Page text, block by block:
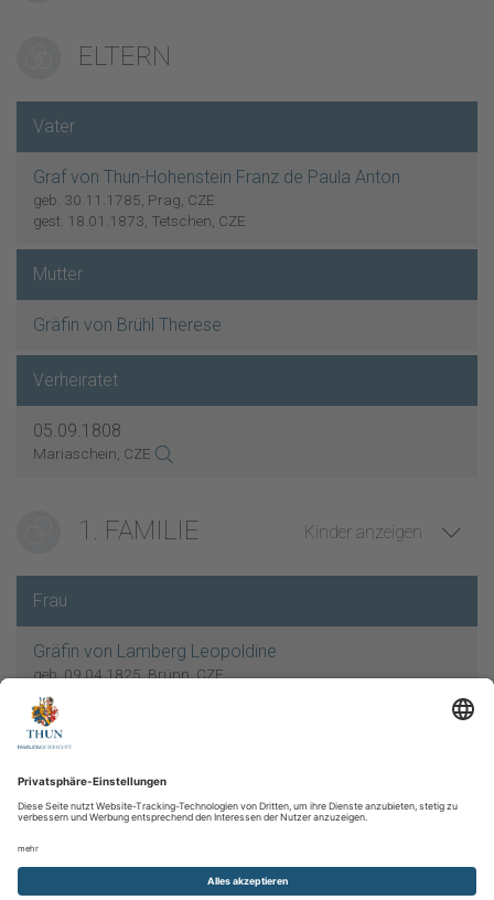
ELTERN
Vater
Graf von Thun-Hohenstein Franz de Paula Anton
geb. 30.11.1785, Prag, CZE
gest. 18.01.1873, Tetschen, CZE
Mutter
Gräfin von Brühl Therese
Verheiratet
05.09.1808
Mariaschein, CZE
1. FAMILIE Kinder anzeigen
Frau
Gräfin von Lamberg Leopoldine
geb. 09.04.1825, Brünn, CZE
gest. 10.04.1902, Prag, CZE
Verheiratet
15.09.1845
Prag, CZE